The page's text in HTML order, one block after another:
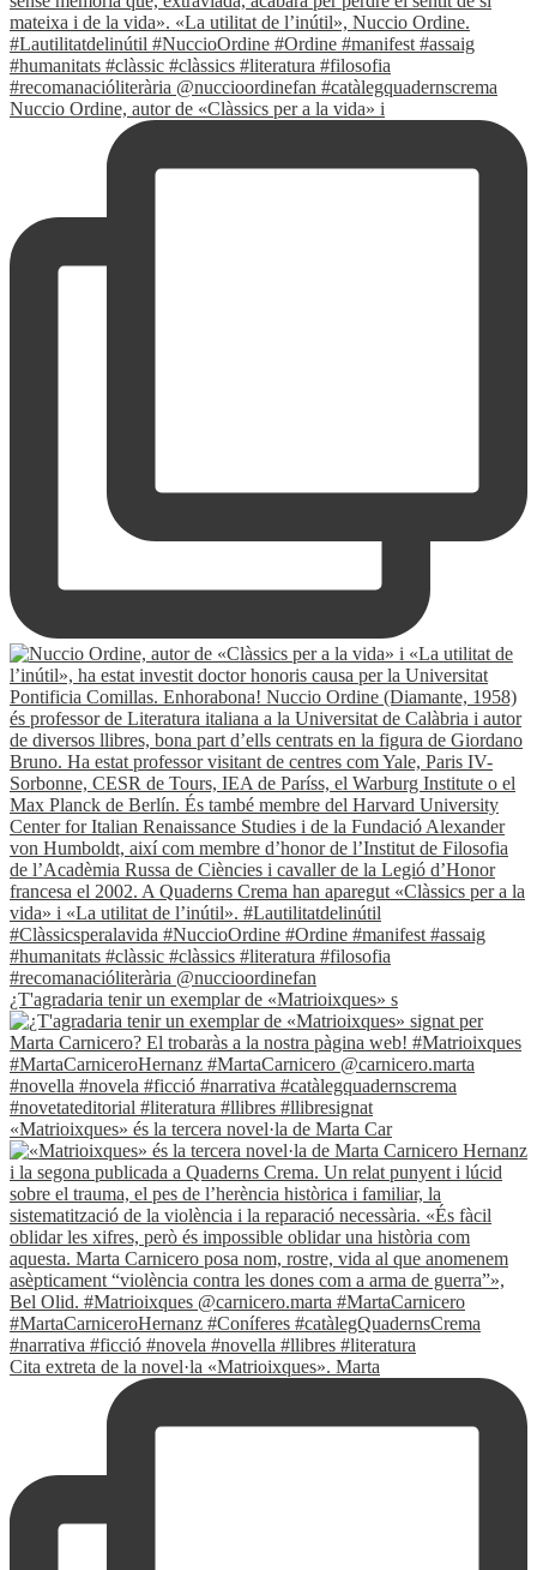
Nuccio Ordine, autor de «Clàssics per a la vida» i
¿T'agradaria tenir un exemplar de «Matrioixques» s
«Matrioixques» és la tercera novel·la de Marta Car
Cita extreta de la novel·la «Matrioixques». Marta